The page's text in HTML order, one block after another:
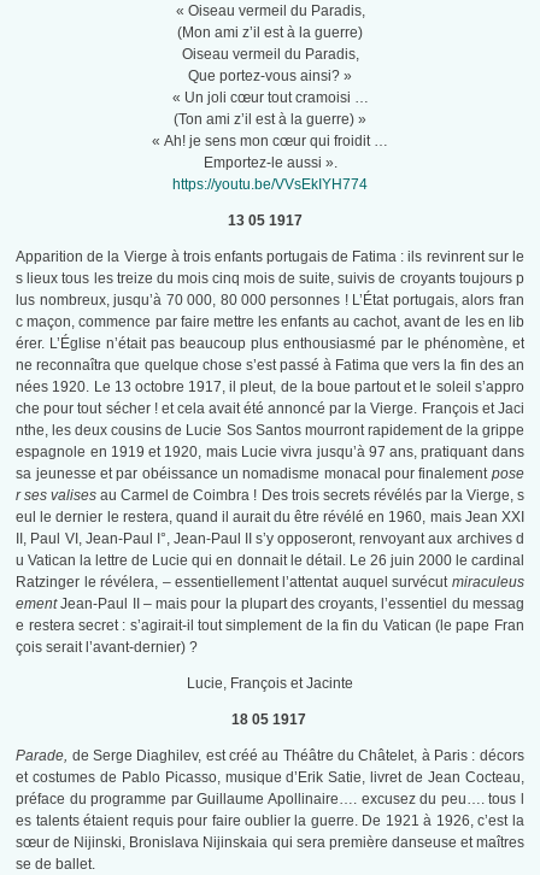
« Oiseau vermeil du Paradis,
(Mon ami z’il est à la guerre)
Oiseau vermeil du Paradis,
Que portez-vous ainsi? »
« Un joli cœur tout cramoisi …
(Ton ami z’il est à la guerre) »
« Ah! je sens mon cœur qui froidit …
Emportez-le aussi ».
https://youtu.be/VVsEkIYH774
13 05 1917
Apparition de la Vierge à trois enfants portugais de Fatima : ils revinrent sur le
s lieux tous les treize du mois cinq mois de suite, suivis de croyants toujours p
lus nombreux, jusqu’à 70 000, 80 000 personnes ! L’État portugais, alors fran
c maçon, commence par faire mettre les enfants au cachot, avant de les en lib
érer. L’Église n’était pas beaucoup plus enthousiasmé par le phénomène, et
ne reconnaîtra que quelque chose s’est passé à Fatima que vers la fin des an
nées 1920. Le 13 octobre 1917, il pleut, de la boue partout et le soleil s’appro
che pour tout sécher ! et cela avait été annoncé par la Vierge. François et Jaci
nthe, les deux cousins de Lucie Sos Santos mourront rapidement de la grippe
espagnole en 1919 et 1920, mais Lucie vivra jusqu’à 97 ans, pratiquant dans
sa jeunesse et par obéissance un nomadisme monacal pour finalement pose
r ses valises au Carmel de Coimbra ! Des trois secrets révélés par la Vierge, s
eul le dernier le restera, quand il aurait du être révélé en 1960, mais Jean XXI
II, Paul VI, Jean-Paul I°, Jean-Paul II s’y opposeront, renvoyant aux archives d
u Vatican la lettre de Lucie qui en donnait le détail. Le 26 juin 2000 le cardinal
Ratzinger le révélera, – essentiellement l’attentat auquel survécut miraculeus
ementJean-Paul II – mais pour la plupart des croyants, l’essentiel du messag
e restera secret : s’agirait-il tout simplement de la fin du Vatican (le pape Fran
çois serait l’avant-dernier) ?
Lucie, François et Jacinte
18 05 1917
Parade, de Serge Diaghilev, est créé au Théâtre du Châtelet, à Paris : décors
et costumes de Pablo Picasso, musique d’Erik Satie, livret de Jean Cocteau,
préface du programme par Guillaume Apollinaire…. excusez du peu…. tous l
es talents étaient requis pour faire oublier la guerre. De 1921 à 1926, c’est la
sœur de Nijinski, Bronislava Nijinskaia qui sera première danseuse et maîtres
se de ballet.